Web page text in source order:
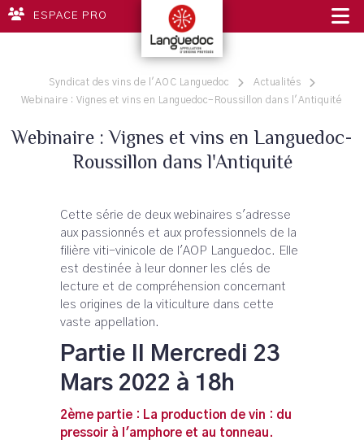
ESPACE PRO
Syndicat des vins de l'AOC Languedoc
Actualités
Webinaire : Vignes et vins en Languedoc-Roussillon dans l'Antiquité
Webinaire : Vignes et vins en Languedoc-
Roussillon dans l'Antiquité
Cette série de deux webinaires s'adresse
aux passionnés et aux professionnels de la
filière viti-vinicole de l'AOP Languedoc. Elle
est destinée à leur donner les clés de
lecture et de compréhension concernant
les origines de la viticulture dans cette
vaste appellation.
Partie II Mercredi 23
Mars 2022 à 18h
2ème partie : La production de vin : du
pressoir à l'amphore et au tonneau.